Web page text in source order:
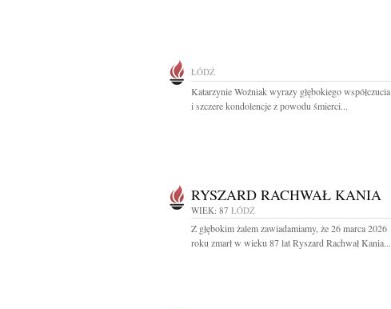
ŁÓDŹ
Katarzynie Woźniak wyrazy głębokiego współczucia
i szczere kondolencje z powodu śmierci...
RYSZARD RACHWAŁ KANIA
WIEK: 87 ŁÓDŹ
Z głębokim żalem zawiadamiamy, że 26 marca 2026
roku zmarł w wieku 87 lat Ryszard Rachwał Kania...